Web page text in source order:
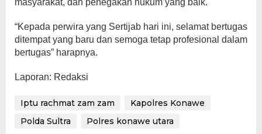
“Kepada perwira yang Sertijab hari ini, selamat bertugas
ditempat yang baru dan semoga tetap profesional dalam
bertugas” harapnya.
Laporan: Redaksi
Iptu rachmat zam zam
Kapolres Konawe
Polda Sultra
Polres konawe utara